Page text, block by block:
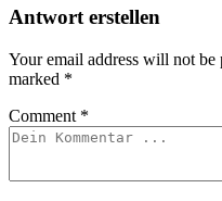
Antwort erstellen
Your email address will not be
marked *
Comment *